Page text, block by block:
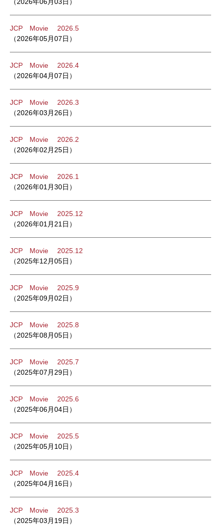
JCP Movie 2026.5
（2026年05月07日）
JCP Movie 2026.4
（2026年04月07日）
JCP Movie 2026.3
（2026年03月26日）
JCP Movie 2026.2
（2026年02月25日）
JCP Movie 2026.1
（2026年01月30日）
JCP Movie 2025.12
（2026年01月21日）
JCP Movie 2025.12
（2025年12月05日）
JCP Movie 2025.9
（2025年09月02日）
JCP Movie 2025.8
（2025年08月05日）
JCP Movie 2025.7
（2025年07月29日）
JCP Movie 2025.6
（2025年06月04日）
JCP Movie 2025.5
（2025年05月10日）
JCP Movie 2025.4
（2025年04月16日）
JCP Movie 2025.3
（2025年03月19日）